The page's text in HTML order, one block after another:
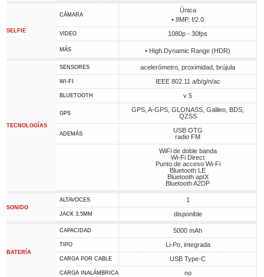
SELFIE
CÁMARA
Única
• 8MP, f/2.0
VIDEO 1080p - 30fps
MÁS • High Dynamic Range (HDR)
TECNOLOGÍAS
SENSORES acelerómetro, proximidad, brújula
WI-FI IEEE 802.11 a/b/g/n/ac
BLUETOOTH v 5
GPS
GPS, A-GPS, GLONASS, Galileo, BDS,
QZSS
ADEMÁS
USB OTG
radio FM
WiFi de doble banda
Wi-Fi Direct
Punto de acceso Wi-Fi
Bluetooth LE
Bluetooth aptX
Bluetooth A2DP
SONIDO
ALTAVOCES 1
JACK 3,5MM disponible
BATERÍA
CAPACIDAD 5000 mAh
TIPO Li-Po, integrada
CARGA POR CABLE USB Type-C
CARGA INALÁMBRICA no